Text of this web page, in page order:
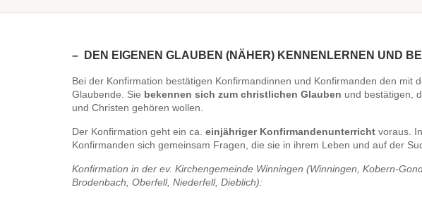
– DEN EIGENEN GLAUBEN (NÄHER) KENNENLERNEN UND
Bei der Konfirmation bestätigen Konfirmandinnen und Konfirmanden den mit
Glaubende. Sie bekennen sich zum christlichen Glauben und bestätigen,
und Christen gehören wollen.
Der Konfirmation geht ein ca. einjähriger Konfirmandenunterricht voraus.
Konfirmanden sich gemeinsam Fragen, die sie in ihrem Leben und auf der
Konfirmation in der ev. Kirchengemeinde Winningen (Winningen, Kobern-
Brodenbach, Oberfell, Niederfell, Dieblich):